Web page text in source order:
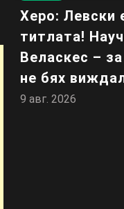
Херо: Левски
титлата!
Веласкес –
не бях
9 авг. 2026